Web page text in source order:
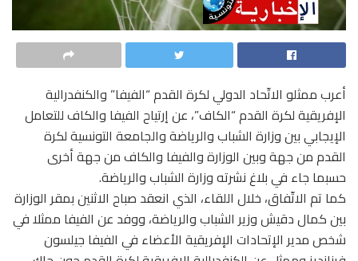
أعرب ممثلو الاتّحاد الدولي لكرة القدم “الفيفا” والكنفدرالية
الإفريقية لكرة القدم “الكاف”، عن إرتياح الفيفا والكاف للتعامل
الإيجابي بين وزارة الشباب والرياضة والجامعة التونسية لكرة
القدم من جهة وبين الوزارة والفيفا والكاف من جهة أخرى
حسبما جاء في بلاغ نشرته وزارة الشباب والرياضة.
كما تم الاتّفاق، خلال اللقاء، الذي انعقد صباح الاثنين بمقر الوزارة
بين كمال دقيش وزير الشباب والرياضة، ووفد عن الفيفا ممثلا في
شخص مدير الإتحادات الإفريقية الأعضاء في الفيفا جيلسون